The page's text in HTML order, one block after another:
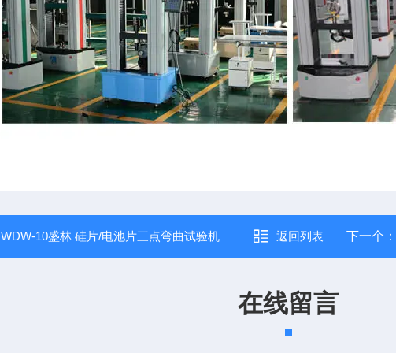
WDW-10盛林 硅片/电池片三点弯曲试验机 返回列表 下一个：
在线留言